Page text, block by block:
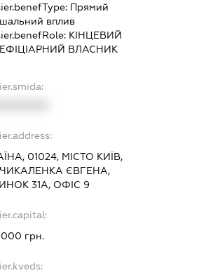
Прямий
вплив
КІНЦЕВИЙ
ВЛАСНИК
01024, МІСТО КИЇВ,
ЄВГЕНА,
31А, ОФІС 9
грн.